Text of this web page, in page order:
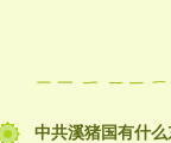
中共溪猪国有什